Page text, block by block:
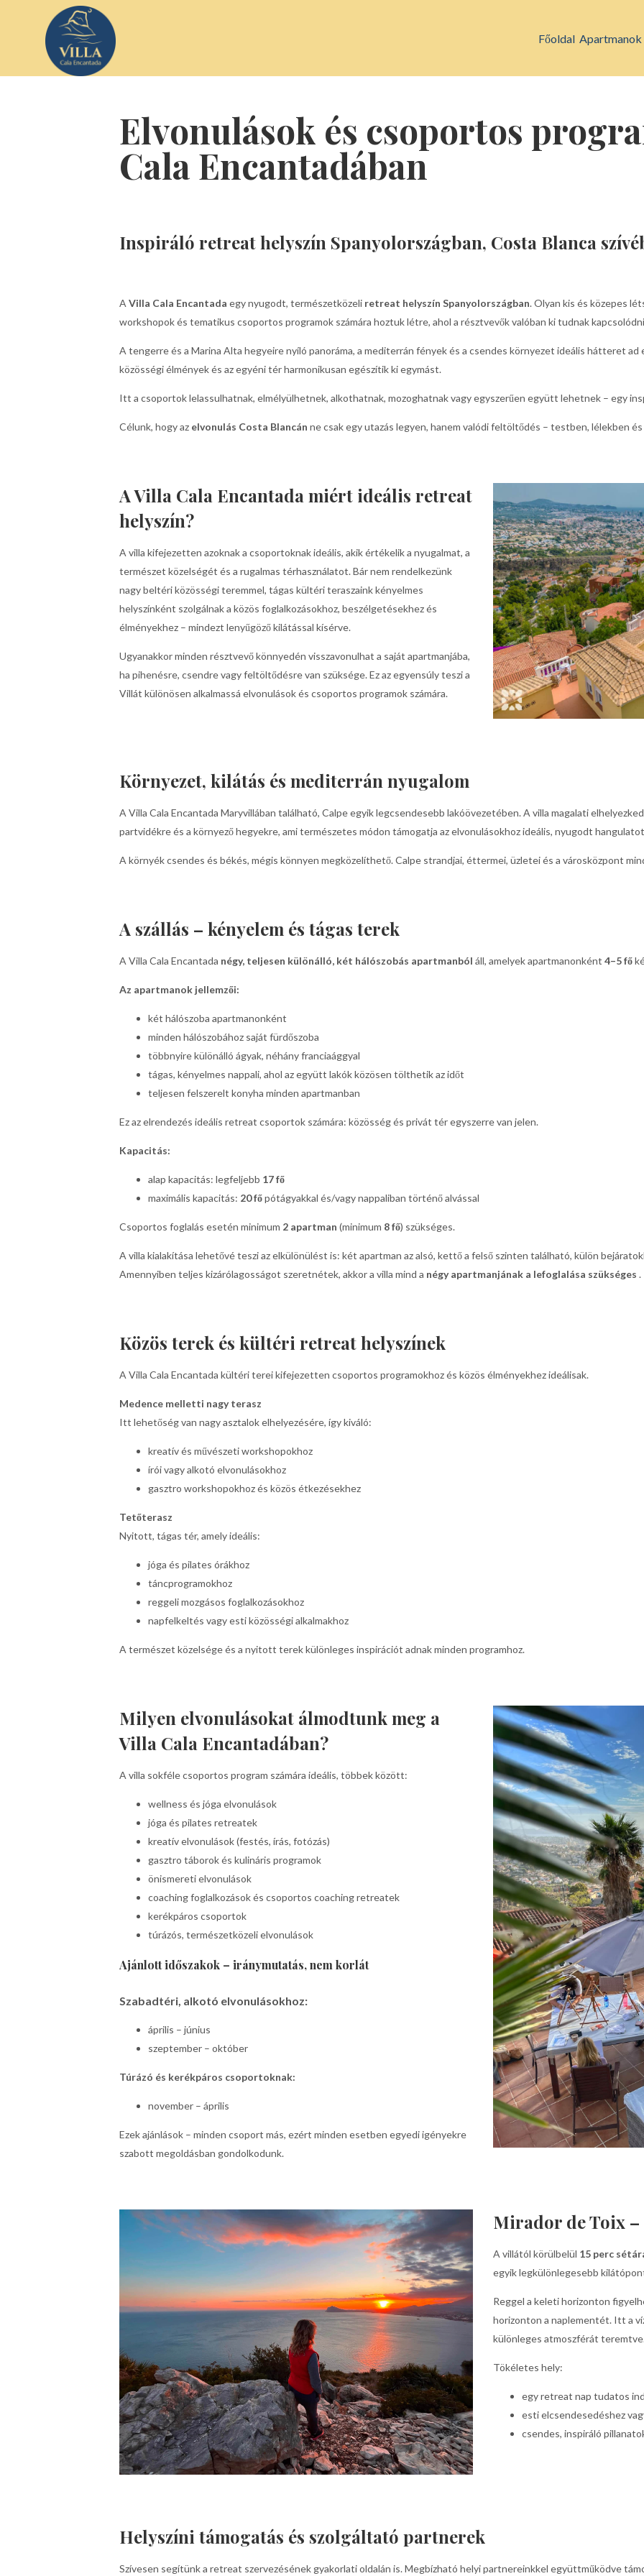
Főoldal Apartmanok
Elvonulások és csoportos
Cala Encantadában
Inspiráló retreat helyszín Spanyolországban, Costa Blanca
A Villa Cala Encantada egy nyugodt, természetközeli retreat helyszín Spanyolországban. Olyan kis és közepes
workshopok és tematikus csoportos programok számára hoztuk létre, ahol a résztvevők valóban ki tudnak
A tengerre és a Marina Alta hegyeire nyíló panoráma, a mediterrán fények és a csendes környezet ideális hátteret ad
közösségi élmények és az egyéni tér harmonikusan egészítik ki egymást.
Itt a csoportok lelassulhatnak, elmélyülhetnek, alkothatnak, mozoghatnak vagy egyszerűen együtt lehetnek – egy
Célunk, hogy az elvonulás Costa Blancán ne csak egy utazás legyen, hanem valódi feltöltődés – testben, lélekben
A Villa Cala Encantada miért ideális retreat
helyszín?
A villa kifejezetten azoknak a csoportoknak ideális, akik értékelik a nyugalmat, a
természet közelségét és a rugalmas térhasználatot. Bár nem rendelkezünk
nagy beltéri közösségi teremmel, tágas kültéri teraszaink kényelmes
helyszínként szolgálnak a közös foglalkozásokhoz, beszélgetésekhez és
élményekhez – mindezt lenyűgöző kilátással kísérve.
Ugyanakkor minden résztvevő könnyedén visszavonulhat a saját apartmanjába,
ha pihenésre, csendre vagy feltöltődésre van szüksége. Ez az egyensúly teszi a
Villát különösen alkalmassá elvonulások és csoportos programok számára.
Környezet, kilátás és mediterrán nyugalom
A Villa Cala Encantada Maryvillában található, Calpe egyik legcsendesebb lakóövezetében. A villa magalati
partvidékre és a környező hegyekre, ami természetes módon támogatja az elvonulásokhoz ideális, nyugodt
A környék csendes és békés, mégis könnyen megközelíthető. Calpe strandjai, éttermei, üzletei és a városközpont
A szállás – kényelem és tágas terek
A Villa Cala Encantada négy, teljesen különálló, két hálószobás apartmanból áll, amelyek apartmanonként 4–5 fő
Az apartmanok jellemzői:
két hálószoba apartmanonként
minden hálószobához saját fürdőszoba
többnyire különálló ágyak, néhány franciaággyal
tágas, kényelmes nappali, ahol az együtt lakók közösen tölthetik az időt
teljesen felszerelt konyha minden apartmanban
Ez az elrendezés ideális retreat csoportok számára: közösség és privát tér egyszerre van jelen.
Kapacitás:
alap kapacitás: legfeljebb 17 fő
maximális kapacitás: 20 főpótágyakkal és/vagy nappaliban történő alvással
Csoportos foglalás esetén minimum 2 apartman (minimum 8 fő) szükséges.
A villa kialakítása lehetővé teszi az elkülönülést is: két apartman az alsó, kettő a felső szinten található, külön
Amennyiben teljes kizárólagosságot szeretnétek, akkor a villa mind a négy apartmanjának a lefoglalása szükséges .
Közös terek és kültéri retreat helyszínek
A Villa Cala Encantada kültéri terei kifejezetten csoportos programokhoz és közös élményekhez ideálisak.
Medence melletti nagy terasz
Itt lehetőség van nagy asztalok elhelyezésére, így kiváló:
kreatív és művészeti workshopokhoz
írói vagy alkotó elvonulásokhoz
gasztro workshopokhoz és közös étkezésekhez
Tetőterasz
Nyitott, tágas tér, amely ideális:
jóga és pilates órákhoz
táncprogramokhoz
reggeli mozgásos foglalkozásokhoz
napfelkeltés vagy esti közösségi alkalmakhoz
A természet közelsége és a nyitott terek különleges inspirációt adnak minden programhoz.
Milyen elvonulásokat álmodtunk meg a
Villa Cala Encantadában?
A villa sokféle csoportos program számára ideális, többek között:
wellness és jóga elvonulások
jóga és pilates retreatek
kreatív elvonulások (festés, írás, fotózás)
gasztro táborok és kulináris programok
önismereti elvonulások
coaching foglalkozások és csoportos coaching retreatek
kerékpáros csoportok
túrázós, természetközeli elvonulások
Ajánlott időszakok – iránymutatás, nem korlát
Szabadtéri, alkotó elvonulásokhoz:
április – június
szeptember – október
Túrázó és kerékpáros csoportoknak:
november – április
Ezek ajánlások – minden csoport más, ezért minden esetben egyedi igényekre
szabott megoldásban gondolkodunk.
Mirador de Toix
A villától körülbelül 15 perc
egyik legkülönlegesebb
Reggel a keleti horizonton
horizonton a naplementét. Itt a
különleges atmoszférát
Tökéletes hely:
egy retreat nap tudatos
esti elcsendesedéshez
csendes, inspiráló
Helyszíni támogatás és szolgáltató partnerek
Szívesen segítünk a retreat szervezésének gyakorlati oldalán is. Megbízható helyi partnereinkkel együttműködve